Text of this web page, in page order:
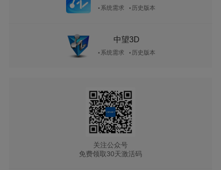
系统需求 历史版本
中望3D
系统需求 历史版本
关注公众号
免费领取30天激活码